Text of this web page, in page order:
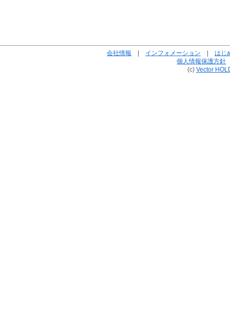
会社情報 インフォメーション
はじ
個人情報保護方針
(c) Vector